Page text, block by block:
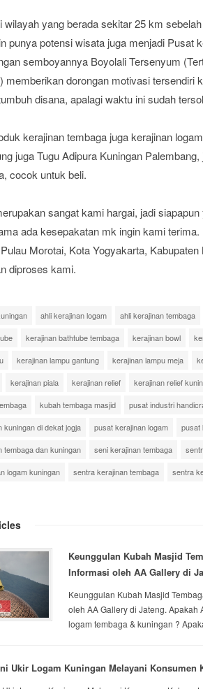
wilayah yang berada sekitar 25 km
punya potensi wisata juga menjadi Pusat
semboyannya Boyolali Tersenyum
memberikan dorongan motivasi tersendiri
disana, apalagi waktu ini sudah
kerajinan tembaga juga kerajinan
juga Tugu Adipura Kuningan
cocok untuk beli.
sangat kami hargai, jadi
ada kesepakatan mk ingin kami
Morotai, Kota Yogyakarta,
diproses kami.
ahli kerajinan logam ahli kerajinan tembaga
kerajinan bathtube tembaga kerajinan bowl
kerajinan lampu gantung kerajinan lampu meja
kerajinan piala kerajinan relief kerajinan relief
kubah tembaga masjid pusat industri
kuningan di dekat jogja
pusat kerajinan logam
pusat
tembaga dan kuningan
seni kerajinan tembaga
logam kuningan
sentra kerajinan tembaga sentra
Keunggulan Kubah Masjid
Informasi oleh AA Gallery di
Keunggulan Kubah Masjid
oleh AA Gallery di Jateng.
logam tembaga & kuningan ?
Ukir Logam Kuningan Melayani Konsumen